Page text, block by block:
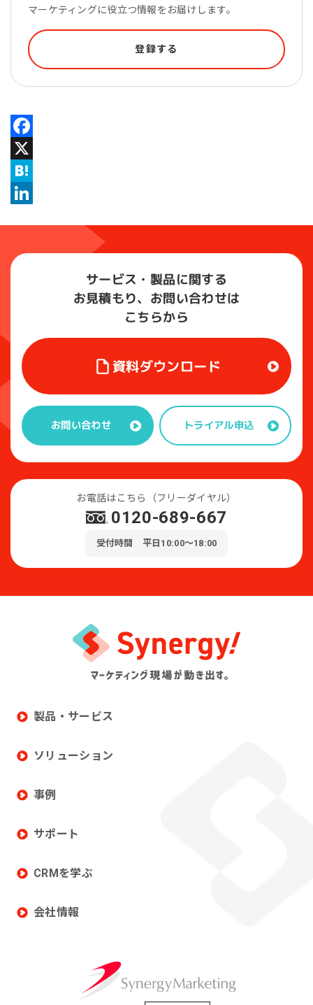
マーケティングに役立つ情報をお届けします。
登録する
Facebook
Hatena
サービス・製品に関する
お見積もり、お問い合わせは
こちらから
資料ダウンロード
お問い合わせ トライアル申込
お電話はこちら（フリーダイヤル）
0120-689-667
受付時間 平日10:00～18:00
製品・サービス
ソリューション
事例
サポート
CRMを学ぶ
会社情報